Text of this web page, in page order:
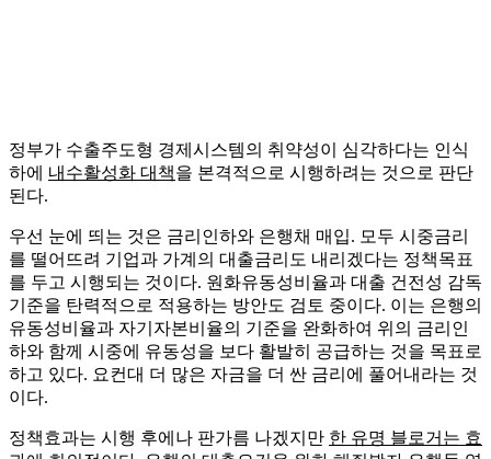
정부가 수출주도형 경제시스템의 취약성이 심각하다는 인식
하에 내수활성화 대책을 본격적으로 시행하려는 것으로 판단
된다.
우선 눈에 띄는 것은 금리인하와 은행채 매입. 모두 시중금리
를 떨어뜨려 기업과 가계의 대출금리도 내리겠다는 정책목표
를 두고 시행되는 것이다. 원화유동성비율과 대출 건전성 감독
기준을 탄력적으로 적용하는 방안도 검토 중이다. 이는 은행의
유동성비율과 자기자본비율의 기준을 완화하여 위의 금리인
하와 함께 시중에 유동성을 보다 활발히 공급하는 것을 목표로
하고 있다. 요컨대 더 많은 자금을 더 싼 금리에 풀어내라는 것
이다.
정책효과는 시행 후에나 판가름 나겠지만 한 유명 블로거는 효